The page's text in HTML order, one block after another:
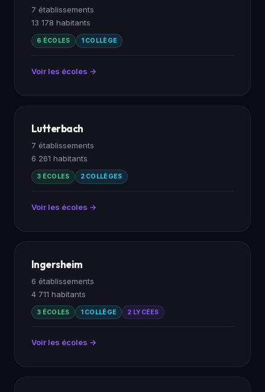
7 établissements
13 178 habitants
6 ÉCOLES 1 COLLÈGE
Voir les écoles →
Lutterbach
7 établissements
6 261 habitants
3 ÉCOLES 2 COLLÈGES
Voir les écoles →
Ingersheim
6 établissements
4 711 habitants
3 ÉCOLES 1 COLLÈGE 2 LYCÉES
Voir les écoles →